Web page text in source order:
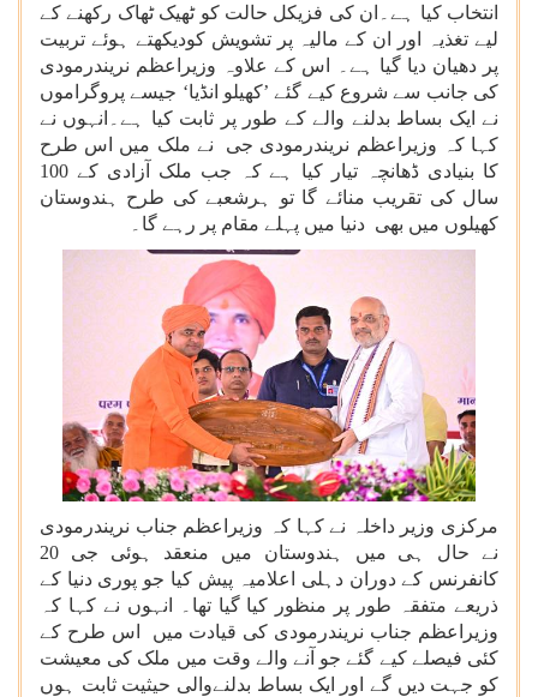
انتخاب کیا ہے۔ان کی فزیکل حالت کو ٹھیک ٹھاک رکھنے کے
لیے تغذیہ اور ان کے مالیہ پر تشویش کودیکھتے ہوئے تربیت
پر دھیان دیا گیا ہے۔ اس کے علاوہ وزیراعظم نریندرمودی
کی جانب سے شروع کیے گئے ’کھیلو انڈیا‘ جیسے پروگراموں
نے ایک بساط بدلنے والے کے طور پر ثابت کیا ہے۔انہوں نے
کہا کہ وزیراعظم نریندرمودی جی نے ملک میں اس طرح
کا بنیادی ڈھانچہ تیار کیا ہے کہ جب ملک آزادی کے 100
سال کی تقریب منائے گا تو ہرشعبے کی طرح ہندوستان
کھیلوں میں بھی دنیا میں پہلے مقام پر رہے گا۔
مرکزی وزیر داخلہ نے کہا کہ وزیراعظم جناب نریندرمودی
نے حال ہی میں ہندوستان میں منعقد ہوئی جی 20
کانفرنس کے دوران دہلی اعلامیہ پیش کیا جو پوری دنیا کے
ذریعے متفقہ طور پر منظور کیا گیا تھا۔ انہوں نے کہا کہ
وزیراعظم جناب نریندرمودی کی قیادت میں اس طرح کے
کئی فیصلے کیے گئے جو آنے والے وقت میں ملک کی معیشت
کو جہت دیں گے اور ایک بساط بدلنےوالی حیثیت ثابت ہوں